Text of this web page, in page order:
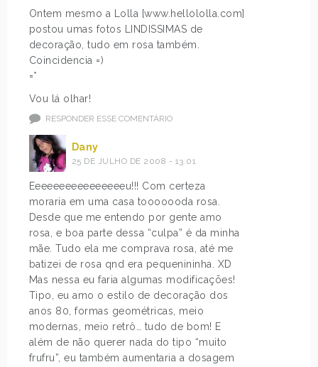
Ontem mesmo a Lolla [www.hellololla.com]
postou umas fotos LINDISSIMAS de
decoração, tudo em rosa também.
Coincidencia =)
=*
Vou lá olhar!
RESPONDER ESSE COMENTÁRIO
Dany
25 DE JULHO DE 2008 - 13:01
Eeeeeeeeeeeeeeeeu!!! Com certeza
moraria em uma casa tooooooda rosa.
Desde que me entendo por gente amo
rosa, e boa parte dessa “culpa” é da minha
mãe. Tudo ela me comprava rosa, até me
batizei de rosa qnd era pequenininha. XD
Mas nessa eu faria algumas modificações!
Tipo, eu amo o estilo de decoração dos
anos 80, formas geométricas, meio
modernas, meio retrô… tudo de bom! E
além de não querer nada do tipo “muito
frufru”, eu também aumentaria a dosagem